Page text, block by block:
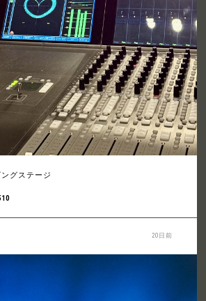
グステージ
20日前